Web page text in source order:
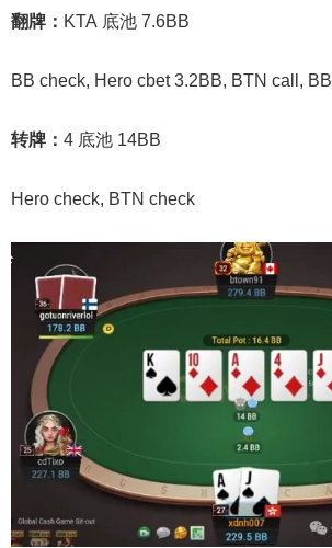
翻牌： KTA 底池 7.6BB
BB check, Hero cbet 3.2BB, BTN call,
转牌： 4 底池 14BB
Hero check, BTN check